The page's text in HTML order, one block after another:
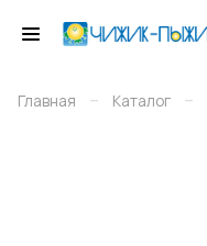
Главная – Каталог –